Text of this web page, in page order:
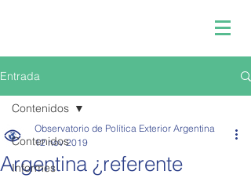
Entrada
Contenidos
Informes
Contenidos
Argentina ¿referente
Observatorio de Política Exterior Argentina
12 nov 2019